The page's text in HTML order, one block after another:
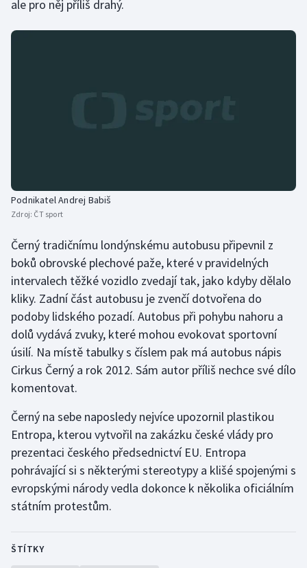
Lyže a snowboard
Plavání
Ragby
Rychlobruslení
Rychlostní kanoistika
Short track
Sportovní střelba
Stolní tenis
Triatlon
Veslování
ale pro něj příliš drahý.
Podnikatel Andrej Babiš
Zdroj: ČT sport
Černý tradičnímu londýnskému autobusu připevnil z
boků obrovské plechové paže, které v pravidelných
intervalech těžké vozidlo zvedají tak, jako kdyby dělalo
kliky. Zadní část autobusu je zvenčí dotvořena do
podoby lidského pozadí. Autobus při pohybu nahoru a
dolů vydává zvuky, které mohou evokovat sportovní
úsilí. Na místě tabulky s číslem pak má autobus nápis
Cirkus Černý a rok 2012. Sám autor příliš nechce své dílo
komentovat.
Černý na sebe naposledy nejvíce upozornil plastikou
Entropa, kterou vytvořil na zakázku české vlády pro
prezentaci českého předsednictví EU. Entropa
pohrávající si s některými stereotypy a klišé spojenými s
evropskými národy vedla dokonce k několika oficiálním
státním protestům.
ŠTÍTKY